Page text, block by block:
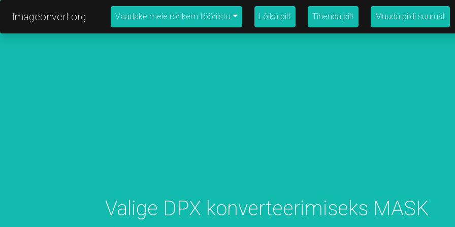
Imageonvert.org Vaadake meie rohkem tööriistu Lõika pilt Tihenda pilt Muuda pildi suurust
Valige DPX konverteerimiseks MASK